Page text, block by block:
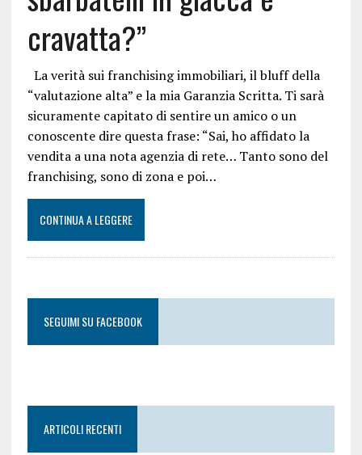
cravatta?”
La verità sui franchising immobiliari, il bluff della
“valutazione alta” e la mia Garanzia Scritta. Ti sarà
sicuramente capitato di sentire un amico o un
conoscente dire questa frase: “Sai, ho affidato la
vendita a una nota agenzia di rete… Tanto sono del
franchising, sono di zona e poi…
CONTINUA A LEGGERE
SEGUIMI SU FACEBOOK
ARTICOLI RECENTI